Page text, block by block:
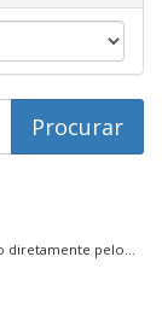
diretamente pelo...